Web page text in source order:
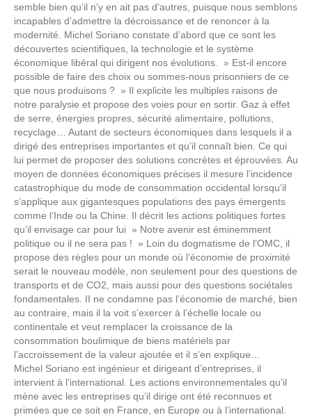
semble bien qu’il n’y en ait pas d’autres, puisque nous semblons
incapables d’admettre la décroissance et de renoncer à la
modernité. Michel Soriano constate d’abord que ce sont les
découvertes scientifiques, la technologie et le système
économique libéral qui dirigent nos évolutions. » Est-il encore
possible de faire des choix ou sommes-nous prisonniers de ce
que nous produisons ? » Il explicite les multiples raisons de
notre paralysie et propose des voies pour en sortir. Gaz à effet
de serre, énergies propres, sécurité alimentaire, pollutions,
recyclage… Autant de secteurs économiques dans lesquels il a
dirigé des entreprises importantes et qu’il connaît bien. Ce qui
lui permet de proposer des solutions concrètes et éprouvées. Au
moyen de données économiques précises il mesure l’incidence
catastrophique du mode de consommation occidental lorsqu’il
s’applique aux gigantesques populations des pays émergents
comme l’Inde ou la Chine. Il décrit les actions politiques fortes
qu’il envisage car pour lui » Notre avenir est éminemment
politique ou il ne sera pas ! » Loin du dogmatisme de l’OMC, il
propose des règles pour un monde où l’économie de proximité
serait le nouveau modèle, non seulement pour des questions de
transports et de CO2, mais aussi pour des questions sociétales
fondamentales. II ne condamne pas l’économie de marché, bien
au contraire, mais il la voit s’exercer à l’échelle locale ou
continentale et veut remplacer la croissance de la
consommation boulimique de biens matériels par
l’accroissement de la valeur ajoutée et il s’en explique…
Michel Soriano est ingénieur et dirigeant d’entreprises, il
intervient à l’international. Les actions environnementales qu’il
mène avec les entreprises qu’il dirige ont été reconnues et
primées que ce soit en France, en Europe ou à l’international.